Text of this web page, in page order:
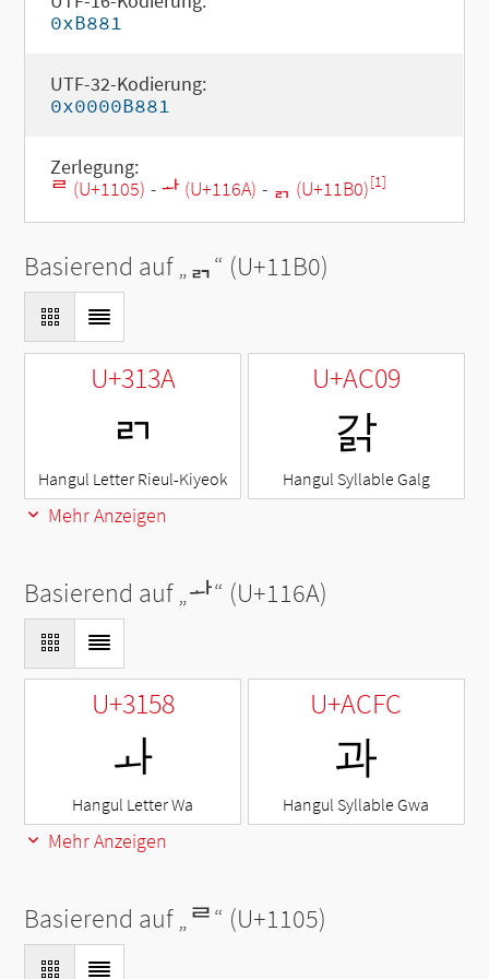
0xB881
UTF-32-Kodierung:
0x0000B881
Zerlegung:
ᄅ (U+1105) - ᅪ (U+116A) - ᆰ (U+11B0)[1]
Basierend auf „ᆰ“ (U+11B0)
U+313A
ㄺ
Hangul Letter Rieul-Kiyeok
U+AC09
갉
Hangul Syllable Galg
Mehr Anzeigen
Basierend auf „ᅪ“ (U+116A)
U+3158
ㅘ
Hangul Letter Wa
U+ACFC
과
Hangul Syllable Gwa
Mehr Anzeigen
Basierend auf „ᄅ“ (U+1105)